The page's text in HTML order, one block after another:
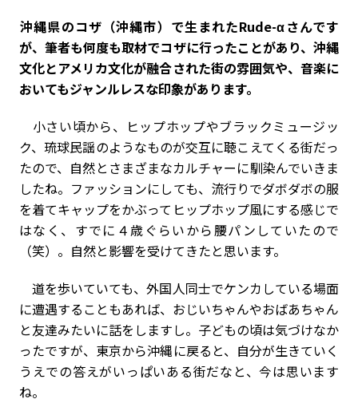
――沖縄県のコザ（沖縄市）で生まれたRude-αさんです
が、筆者も何度も取材でコザに行ったことがあり、沖縄
文化とアメリカ文化が融合された街の雰囲気や、音楽に
おいてもジャンルレスな印象があります。
小さい頃から、ヒップホップやブラックミュージッ
ク、琉球民謡のようなものが交互に聴こえてくる街だっ
たので、自然とさまざまなカルチャーに馴染んでいきま
したね。ファッションにしても、流行りでダボダボの服
を着てキャップをかぶってヒップホップ風にする感じで
はなく、すでに４歳ぐらいから腰パンしていたので
（笑）。自然と影響を受けてきたと思います。
道を歩いていても、外国人同士でケンカしている場面
に遭遇することもあれば、おじいちゃんやおばあちゃん
と友達みたいに話をしますし。子どもの頃は気づけなか
ったですが、東京から沖縄に戻ると、自分が生きていく
うえでの答えがいっぱいある街だなと、今は思います
ね。